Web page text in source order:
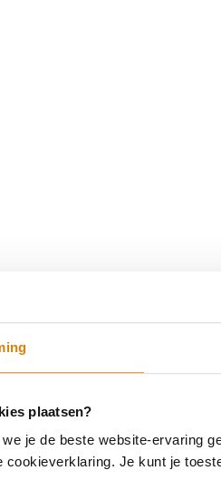
plaatsen?
je de beste website-ervaring
Je kunt je